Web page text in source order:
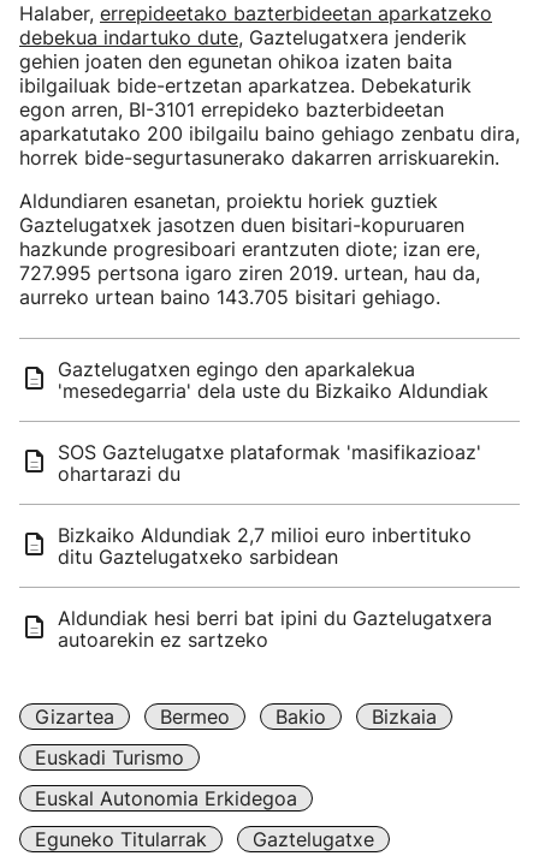
Halaber, errepideetako bazterbideetan aparkatzeko
debekua indartuko dute, Gaztelugatxera jenderik
gehien joaten den egunetan ohikoa izaten baita
ibilgailuak bide-ertzetan aparkatzea. Debekaturik
egon arren, BI-3101 errepideko bazterbideetan
aparkatutako 200 ibilgailu baino gehiago zenbatu dira,
horrek bide-segurtasunerako dakarren arriskuarekin.
Aldundiaren esanetan, proiektu horiek guztiek
Gaztelugatxek jasotzen duen bisitari-kopuruaren
hazkunde progresiboari erantzuten diote; izan ere,
727.995 pertsona igaro ziren 2019. urtean, hau da,
aurreko urtean baino 143.705 bisitari gehiago.
Gaztelugatxen egingo den aparkalekua
'mesedegarria' dela uste du Bizkaiko Aldundiak
SOS Gaztelugatxe plataformak 'masifikazioaz'
ohartarazi du
Bizkaiko Aldundiak 2,7 milioi euro inbertituko
ditu Gaztelugatxeko sarbidean
Aldundiak hesi berri bat ipini du Gaztelugatxera
autoarekin ez sartzeko
Gizartea Bermeo Bakio
Bizkaia
Euskadi Turismo
Euskal Autonomia Erkidegoa
Eguneko Titularrak
Gaztelugatxe